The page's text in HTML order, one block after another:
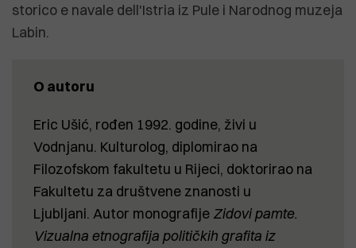
storico e navale dell'Istria iz Pule i Narodnog muzeja
Labin.
O autoru
Eric Ušić, rođen 1992. godine, živi u
Vodnjanu. Kulturolog, diplomirao na
Filozofskom fakultetu u Rijeci, doktorirao na
Fakultetu za društvene znanosti u
Ljubljani. Autor monografije Zidovi pamte.
Vizualna etnografija političkih grafita iz